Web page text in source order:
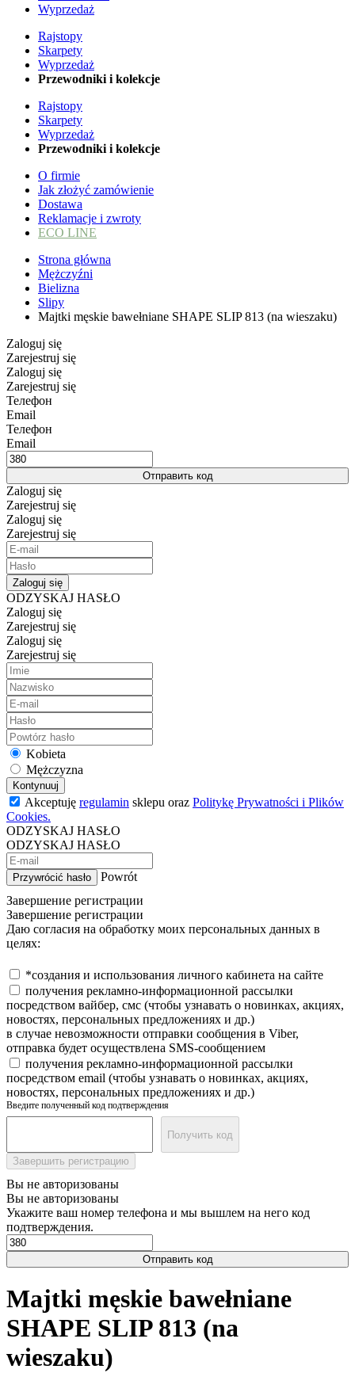
Wyprzedaż
Rajstopy
Skarpety
Wyprzedaż
Przewodniki i kolekcje
Rajstopy
Skarpety
Wyprzedaż
Przewodniki i kolekcje
O firmie
Jak złożyć zamówienie
Dostawa
Reklamacje i zwroty
ECO LINE
Strona główna
Mężczyźni
Bielizna
Slipy
Majtki męskie bawełniane SHAPE SLIP 813 (na wieszaku)
Zaloguj się
Zarejestruj się
Zaloguj się
Zarejestruj się
Телефон
Email
Телефон
Email
Отправить код
Zaloguj się
Zarejestruj się
Zaloguj się
Zarejestruj się
Zaloguj się
ODZYSKAJ HASŁO
Zaloguj się
Zarejestruj się
Zaloguj się
Zarejestruj się
Kobieta
Mężczyzna
Kontynuuj
Akceptuję regulamin sklepu oraz Politykę Prywatności i Plików
Cookies.
ODZYSKAJ HASŁO
ODZYSKAJ HASŁO
Przywrócić hasło
Powrót
Завершение регистрации
Завершение регистрации
Даю согласия на обработку моих персональных данных в
целях:
*создания и использования личного кабинета на сайте
получения рекламно-информационной рассылки
посредством вайбер, смс (чтобы узнавать о новинках, акциях,
новостях, персональных предложениях и др.)
в случае невозможности отправки сообщения в Viber,
отправка будет осуществлена SMS-сообщением
получения рекламно-информационной рассылки
посредством email (чтобы узнавать о новинках, акциях,
новостях, персональных предложениях и др.)
Введите полученный код подтверждения
Получить код
Завершить регистрацию
Вы не авторизованы
Вы не авторизованы
Укажите ваш номер телефона и мы вышлем на него код
подтверждения.
Отправить код
Majtki męskie bawełniane
SHAPE SLIP 813 (na
wieszaku)